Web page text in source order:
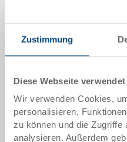
Zustimmung
Diese Webseite
Wir verwenden Cookies,
personalisieren,
zu können und die Zugriffe
analysieren. Außerdem
ab 10 Stück
ab 50 Stück
ab 100 Stück
ab 250 Stück
Mengenstaffeln